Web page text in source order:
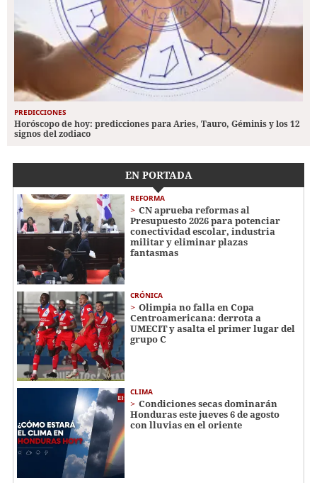
PREDICCIONES
Horóscopo de hoy: predicciones para Aries, Tauro, Géminis y los 12
signos del zodiaco
EN PORTADA
REFORMA
CN aprueba reformas al
Presupuesto 2026 para potenciar
conectividad escolar, industria
militar y eliminar plazas
fantasmas
CRÓNICA
Olimpia no falla en Copa
Centroamericana: derrota a
UMECIT y asalta el primer lugar del
grupo C
CLIMA
Condiciones secas dominarán
Honduras este jueves 6 de agosto
con lluvias en el oriente